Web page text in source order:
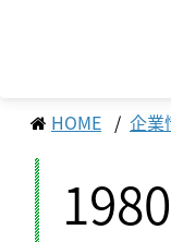
トップメッセー
経営方針
ソディックの
MISSION、
HOME 企業